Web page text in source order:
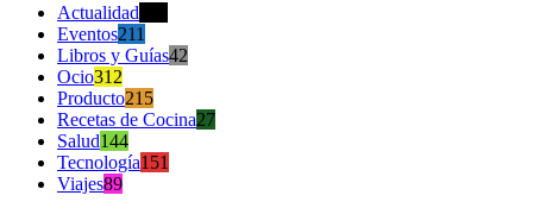
Actualidad
Eventos211
Libros y Guías42
Ocio312
Producto215
Recetas de Cocina27
Salud144
Tecnología151
Viajes89